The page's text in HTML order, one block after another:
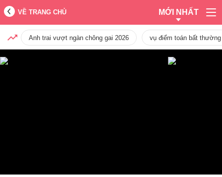
VỀ TRANG CHỦ MỚI NHẤT
Anh trai vượt ngàn chông gai 2026 vụ điểm toán bất